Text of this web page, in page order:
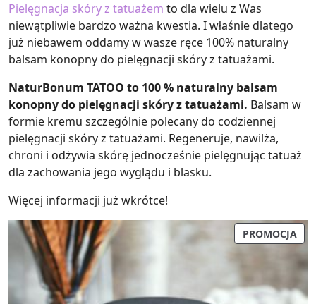
Pielęgnacja skóry z tatuażem to dla wielu z Was
niewątpliwie bardzo ważna kwestia. I właśnie dlatego
już niebawem oddamy w wasze ręce 100% naturalny
balsam konopny do pielęgnacji skóry z tatuażami.
NaturBonum TATOO to 100 % naturalny balsam
konopny do pielęgnacji skóry z tatuażami. Balsam w
formie kremu szczególnie polecany do codziennej
pielęgnacji skóry z tatuażami. Regeneruje, nawilża,
chroni i odżywia skórę jednocześnie pielęgnując tatuaż
dla zachowania jego wyglądu i blasku.
Więcej informacji już wkrótce!
PROMOCJA
W